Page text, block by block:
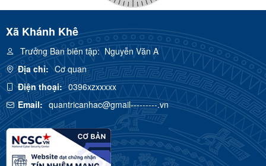
Xã Khánh Khê
Trưởng Ban biên tập:Nguyễn Văn A
Địa chỉ: Cơ quan
Điện thoại: 0396xzxxxxx
Email: quantricanhac@gmail---------.vn